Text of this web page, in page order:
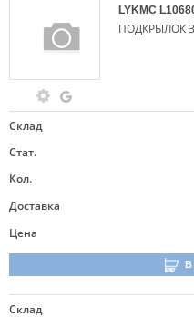
LYKMC
ПОДКРЫЛОК
Склад
Стат.
Кол.
Доставка
Цена
В
Склад